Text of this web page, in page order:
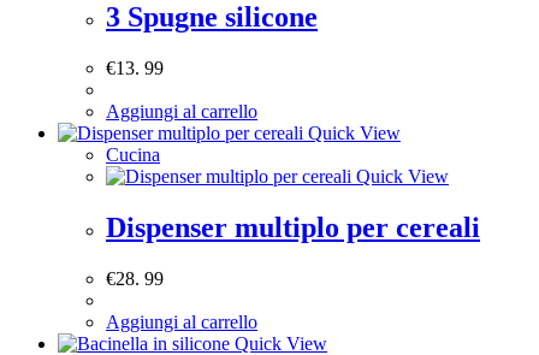
3 Spugne silicone
€13. 99
Aggiungi al carrello
Quick View
Cucina
Quick View
Dispenser multiplo per cereali
€28. 99
Aggiungi al carrello
Quick View